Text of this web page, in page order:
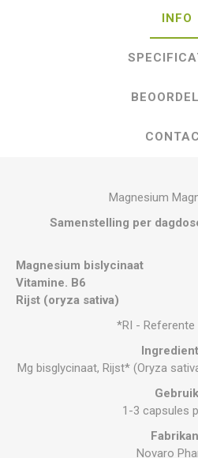
INFO
Magnesium
Samenstelling per
Magnesium bislycinaat
Vitamine. B6
Rijst (oryza sativa)
*RI - Referente
Mg bisglycinaat, Rijst* (Oryza
Gebruik
1-3 capsules
Novaro